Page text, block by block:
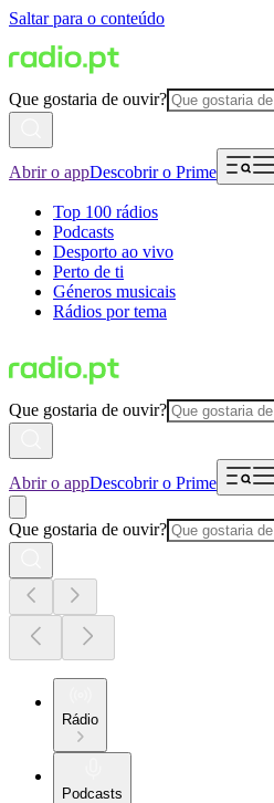
Saltar para o conteúdo
Que gostaria de ouvir?
Abrir o appDescobrir o Prime
Top 100 rádios
Podcasts
Desporto ao vivo
Perto de ti
Géneros musicais
Rádios por tema
Que gostaria de ouvir?
Abrir o appDescobrir o Prime
Que gostaria de ouvir?
Rádio
Podcasts